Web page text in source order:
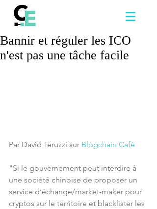
Bannir et réguler les ICO
n'est pas une tâche facile
Par David Teruzzi sur Blogchain Café
"Si le gouvernement peut interdire à
une société chinoise de proposer un
service d’échange/market-maker pour
cryptos sur le territoire et blacklister les